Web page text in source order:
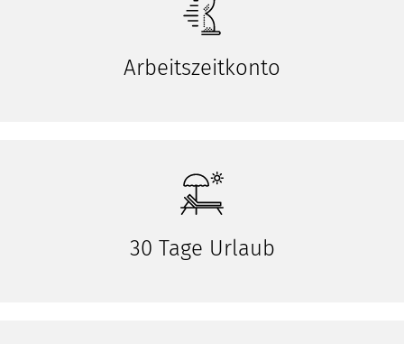
Arbeitszeitkonto
30 Tage Urlaub